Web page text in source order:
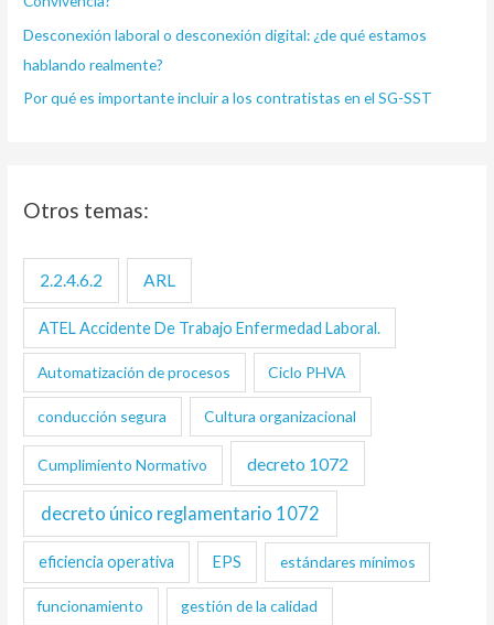
Desconexión laboral o desconexión digital: ¿de qué estamos
hablando realmente?
Por qué es importante incluir a los contratistas en el SG-SST
Otros temas:
2.2.4.6.2 ARL
ATEL Accidente De Trabajo Enfermedad Laboral.
Automatización de procesos Ciclo PHVA
conducción segura Cultura organizacional
Cumplimiento Normativo decreto 1072
decreto único reglamentario 1072
eficiencia operativa EPS estándares mínimos
funcionamiento gestión de la calidad